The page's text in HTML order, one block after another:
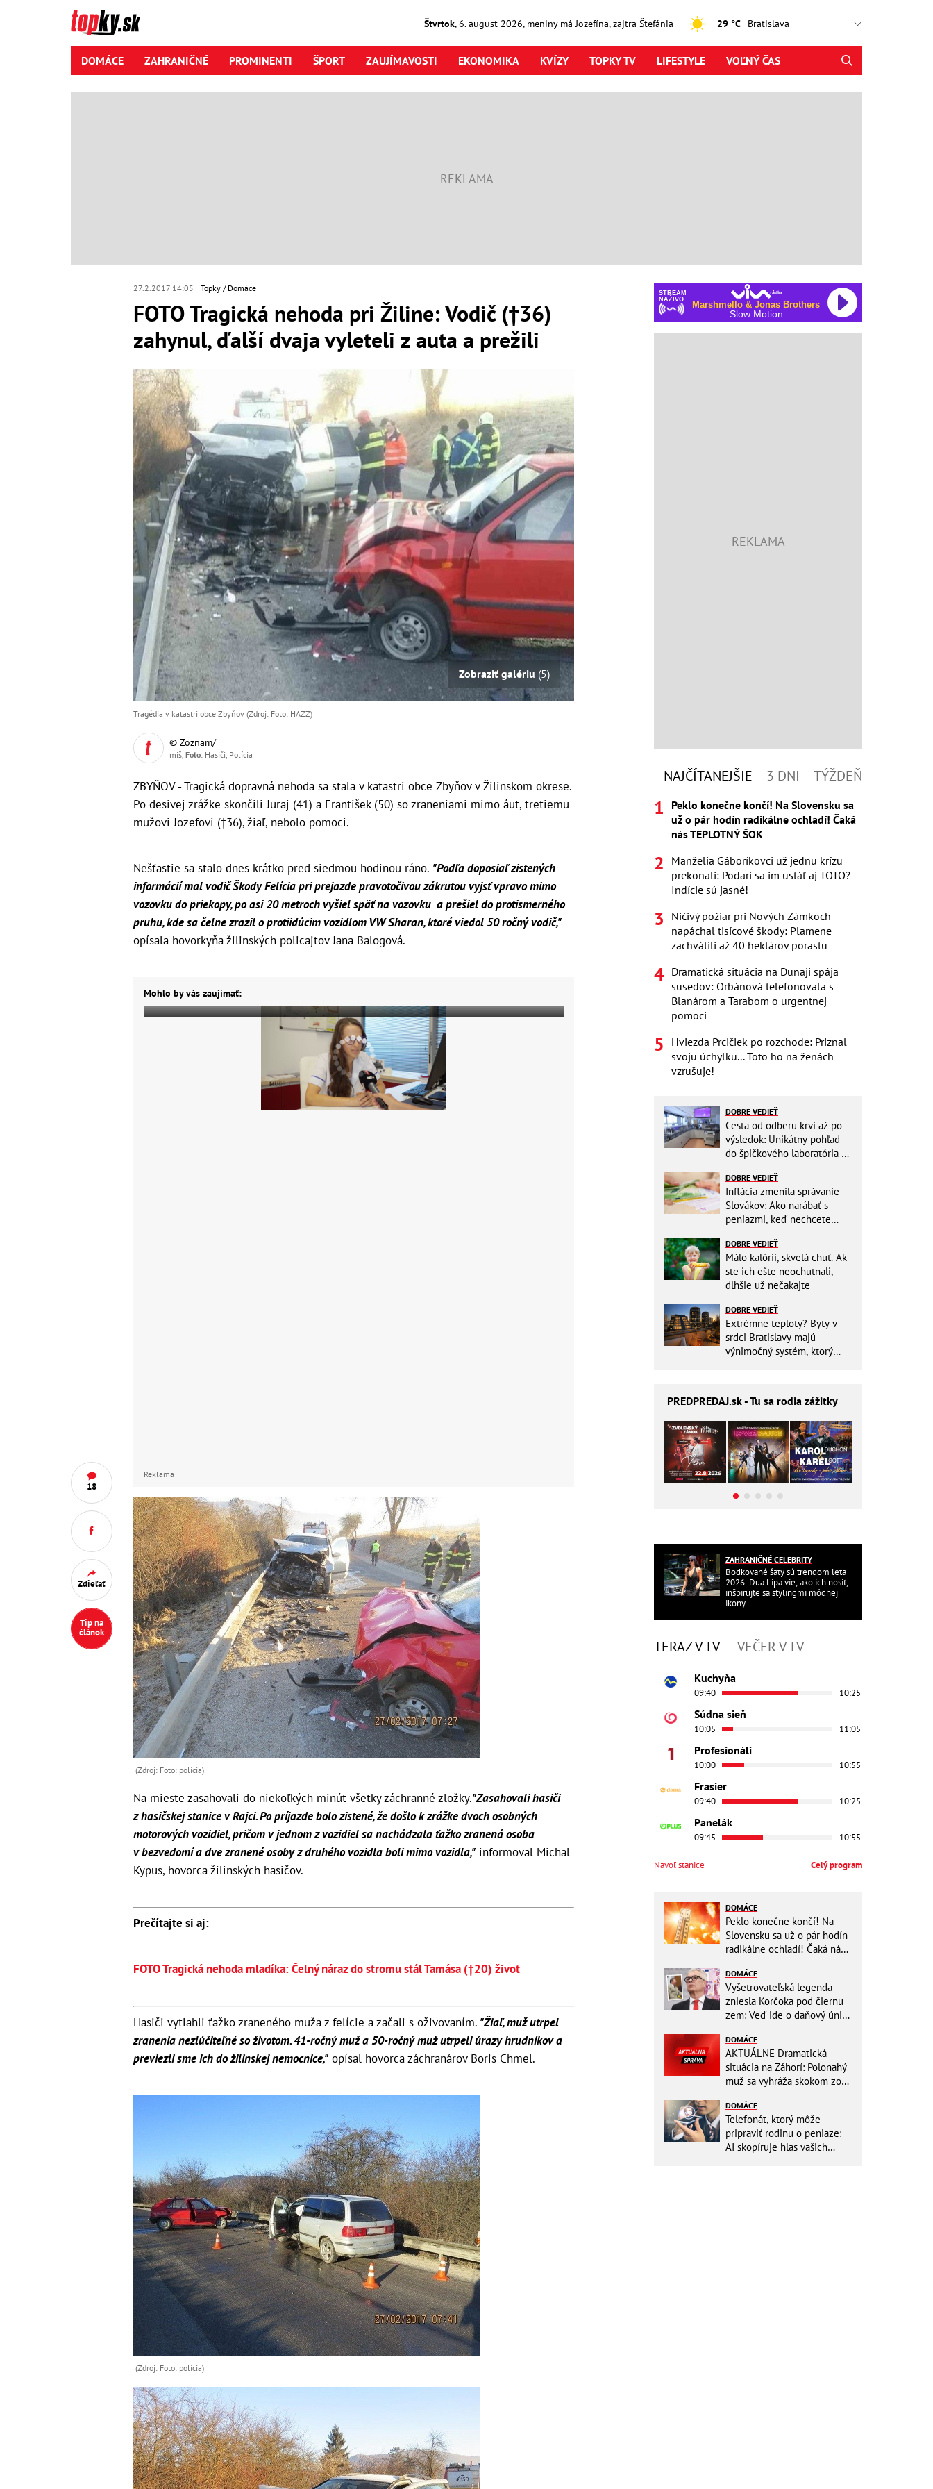
Štvrtok,6. august2026, meniny má Jozefína, zajtra Štefánia 29 °C
DOMÁCE ZAHRANIČNÉ PROMINENTI ŠPORT ZAUJÍMAVOSTI EKONOMIKA KVÍZY TOPKY TV LIFESTYLE VOĽNÝ ČAS
27.2.2017 14:05 Topky Domáce
FOTO Tragická nehoda pri Žiline: Vodič (†36)
zahynul, ďalší dvaja vyleteli z auta a prežili
18
Zdieľať
Tip na
článok
Zobraziť galériu (5)
Tragédia v katastri obce Zbyňov (Zdroj: Foto: HAZZ)
© Zoznam/
miš, Foto: Hasiči, Polícia
ZBYŇOV - Tragická dopravná nehoda sa stala v katastri obce Zbyňov v Žilinskom okrese.
Po desivej zrážke skončili Juraj (41) a František (50) so zraneniami mimo áut, tretiemu
mužovi Jozefovi (†36), žiaľ, nebolo pomoci.
Nešťastie sa stalo dnes krátko pred siedmou hodinou ráno. "Podľa doposiaľ zistených
informácií mal vodič Škody Felícia pri prejazde pravotočivou zákrutou vyjsť vpravo mimo
vozovku do priekopy, po asi 20 metroch vyšiel späť na vozovku a prešiel do protismerného
pruhu, kde sa čelne zrazil o protiidúcim vozidlom VW Sharan, ktoré viedol 50 ročný vodič,"
opísala hovorkyňa žilinských policajtov Jana Balogová.
Mohlo by vás zaujímať:
Reklama
(Zdroj: Foto: polícia)
Na mieste zasahovali do niekoľkých minút všetky záchranné zložky."Zasahovali hasiči
z hasičskej stanice v Rajci. Po príjazde bolo zistené, že došlo k zrážke dvoch osobných
motorových vozidiel, pričom v jednom z vozidiel sa nachádzala ťažko zranená osoba
v bezvedomí a dve zranené osoby z druhého vozidla boli mimo vozidla," informoval Michal
Kypus, hovorca žilinských hasičov.
Prečítajte si aj:
FOTO Tragická nehoda mladíka: Čelný náraz do stromu stál Tamása (†20) život
Hasiči vytiahli ťažko zraneného muža z felície a začali s oživovaním. "Žiaľ, muž utrpel
zranenia nezlúčiteľné so životom. 41-ročný muž a 50-ročný muž utrpeli úrazy hrudníkov a
previezli sme ich do žilinskej nemocnice," opísal hovorca záchranárov Boris Chmel.
(Zdroj: Foto: polícia)
STREAM
NAŽIVO
Marshmello & Jonas Brothers
Slow Motion
NAJČÍTANEJŠIE 3 DNI TÝŽDEŇ
Peklo konečne končí! Na Slovensku sa
už o pár hodín radikálne ochladí! Čaká
nás TEPLOTNÝ ŠOK
Manželia Gáboríkovci už jednu krízu
prekonali: Podarí sa im ustáť aj TOTO?
Indície sú jasné!
Ničivý požiar pri Nových Zámkoch
napáchal tisícové škody: Plamene
zachvátili až 40 hektárov porastu
Dramatická situácia na Dunaji spája
susedov: Orbánová telefonovala s
Blanárom a Tarabom o urgentnej
pomoci
Hviezda Prcičiek po rozchode: Priznal
svoju úchylku... Toto ho na ženách
vzrušuje!
DOBRE VEDIEŤ
Cesta od odberu krvi až po
výsledok: Unikátny pohľad
do špičkového laboratória na
DOBRE VEDIEŤ
Inflácia zmenila správanie
Slovákov: Ako narábať s
peniazmi, keď nechcete
DOBRE VEDIEŤ
Málo kalórií, skvelá chuť. Ak
ste ich ešte neochutnali,
dlhšie už nečakajte
DOBRE VEDIEŤ
Extrémne teploty? Byty v
srdci Bratislavy majú
výnimočný systém, ktorý
PREDPREDAJ.sk - Tu sa rodia zážitky
ZAHRANIČNÉ CELEBRITY
Bodkované šaty sú trendom leta
2026. Dua Lipa vie, ako ich nosiť,
inšpirujte sa stylingmi módnej
ikony
TERAZ V TV VEČER V TV
Kuchyňa
09:40 10:25
Súdna sieň
10:05 11:05
Profesionáli
10:00 10:55
Frasier
09:40 10:25
Panelák
09:45 10:55
Navoľ stanice Celý program
DOMÁCE
Peklo konečne končí! Na
Slovensku sa už o pár hodín
radikálne ochladí! Čaká nás
DOMÁCE
Vyšetrovateľská legenda
zniesla Korčoka pod čiernu
zem: Veď ide o daňový únik
basou!
DOMÁCE
AKTUÁLNE Dramatická
situácia na Záhorí: Polonahý
muž sa vyhráža skokom zo
nepremávajú
DOMÁCE
Telefonát, ktorý môže
pripraviť rodinu o peniaze:
AI skopíruje hlas vašich